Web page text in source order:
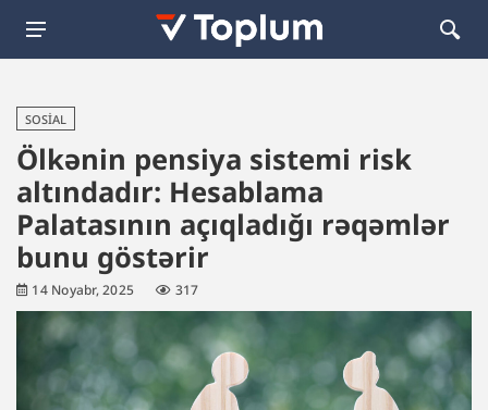
SOSIAL
Ölkənin pensiya sistemi risk
altındadır: Hesablama
Palatasının açıqladığı rəqəmlər
bunu göstərir
14 Noyabr, 2025 317